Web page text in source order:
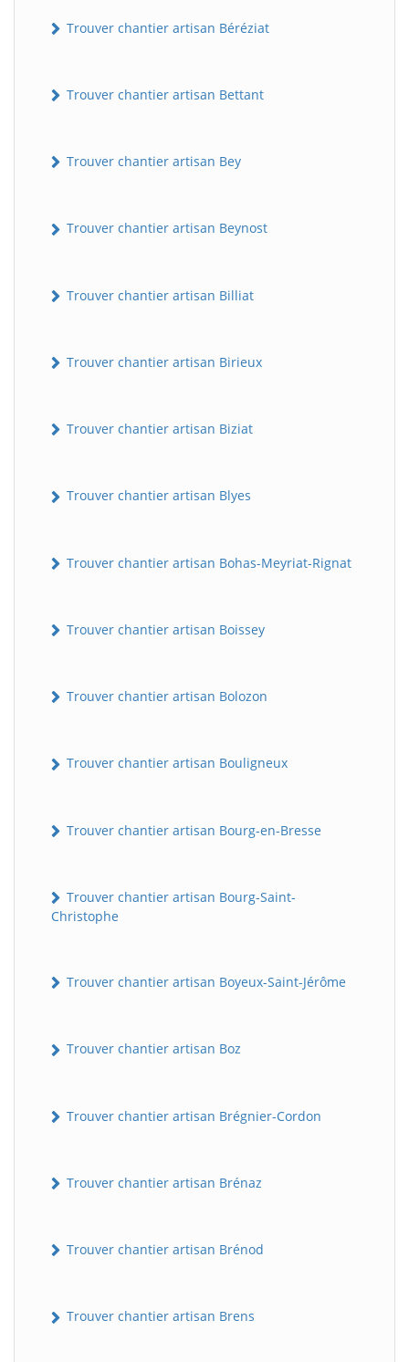
Trouver chantier artisan Béréziat
Trouver chantier artisan Bettant
Trouver chantier artisan Bey
Trouver chantier artisan Beynost
Trouver chantier artisan Billiat
Trouver chantier artisan Birieux
Trouver chantier artisan Biziat
Trouver chantier artisan Blyes
Trouver chantier artisan Bohas-Meyriat-Rignat
Trouver chantier artisan Boissey
Trouver chantier artisan Bolozon
Trouver chantier artisan Bouligneux
Trouver chantier artisan Bourg-en-Bresse
Trouver chantier artisan Bourg-Saint-
Christophe
Trouver chantier artisan Boyeux-Saint-Jérôme
Trouver chantier artisan Boz
Trouver chantier artisan Brégnier-Cordon
Trouver chantier artisan Brénaz
Trouver chantier artisan Brénod
Trouver chantier artisan Brens